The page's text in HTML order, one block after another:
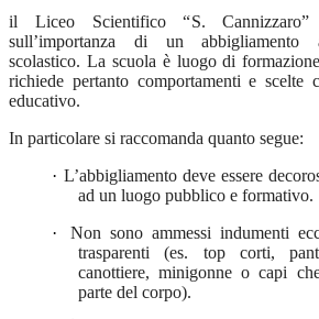
il Liceo Scientifico “S. Cannizzaro”
sull’importanza di un abbigliamento
scolastico. La scuola è luogo di
richiede pertanto comportamenti e scelte
educativo.
In particolare si raccomanda quanto segue:
· L’abbigliamento deve essere
ad un luogo pubblico e formativo.
·
Non sono ammessi indumenti
trasparenti (es. top corti,
canottiere, minigonne o capi
parte del corpo).